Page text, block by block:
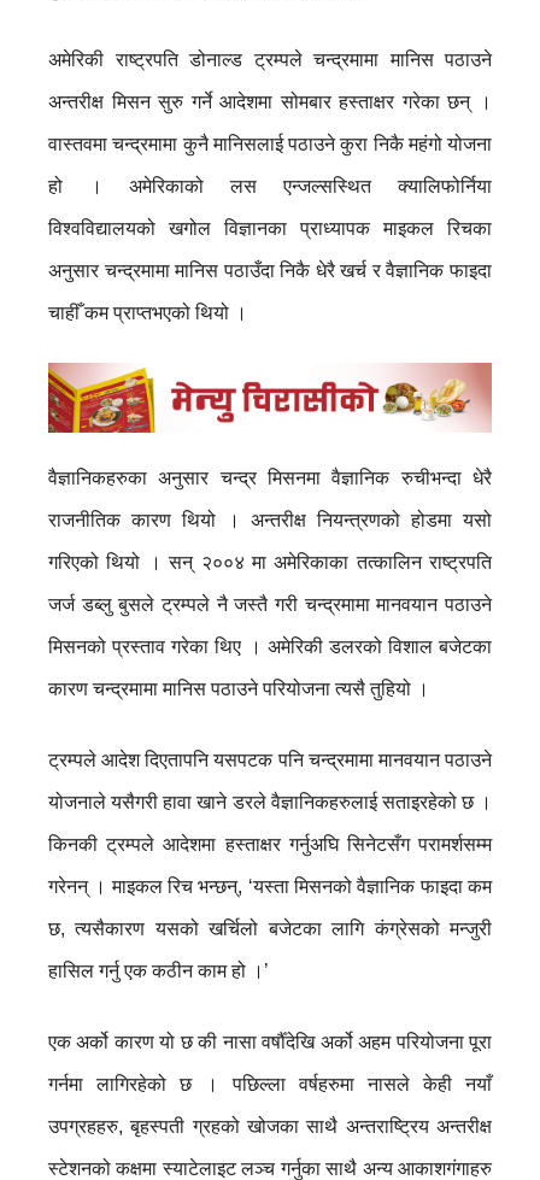
अमेरिकी राष्ट्रपति डोनाल्ड ट्रम्पले चन्द्रमामा मानिस पठाउने
अन्तरीक्ष मिसन सुरु गर्ने आदेशमा सोमबार हस्ताक्षर गरेका छन् ।
वास्तवमा चन्द्रमामा कुनै मानिसलाई पठाउने कुरा निकै महंगो योजना
हो । अमेरिकाको लस एन्जल्सस्थित क्यालिफोर्निया
विश्वविद्यालयको खगोल विज्ञानका प्राध्यापक माइकल रिचका
अनुसार चन्द्रमामा मानिस पठाउँदा निकै धेरै खर्च र वैज्ञानिक फाइदा
चाहीँ कम प्राप्तभएको थियो ।
वैज्ञानिकहरुका अनुसार चन्द्र मिसनमा वैज्ञानिक रुचीभन्दा धेरै
राजनीतिक कारण थियो । अन्तरीक्ष नियन्त्रणको होडमा यसो
गरिएको थियो । सन् २००४ मा अमेरिकाका तत्कालिन राष्ट्रपति
जर्ज डब्लु बुसले ट्रम्पले नै जस्तै गरी चन्द्रमामा मानवयान पठाउने
मिसनको प्रस्ताव गरेका थिए । अमेरिकी डलरको विशाल बजेटका
कारण चन्द्रमामा मानिस पठाउने परियोजना त्यसै तुहियो ।
ट्रम्पले आदेश दिएतापनि यसपटक पनि चन्द्रमामा मानवयान पठाउने
योजनाले यसैगरी हावा खाने डरले वैज्ञानिकहरुलाई सताइरहेको छ ।
किनकी ट्रम्पले आदेशमा हस्ताक्षर गर्नुअघि सिनेटसँग परामर्शसम्म
गरेनन् । माइकल रिच भन्छन्, ‘यस्ता मिसनको वैज्ञानिक फाइदा कम
छ, त्यसैकारण यसको खर्चिलो बजेटका लागि कंग्रेसको मन्जुरी
हासिल गर्नु एक कठीन काम हो ।’
एक अर्को कारण यो छ की नासा वर्षौँदेखि अर्को अहम परियोजना पूरा
गर्नमा लागिरहेको छ । पछिल्ला वर्षहरुमा नासले केही नयाँ
उपग्रहहरु, बृहस्पती ग्रहको खोजका साथै अन्तराष्ट्रिय अन्तरीक्ष
स्टेशनको कक्षमा स्याटेलाइट लञ्च गर्नुका साथै अन्य आकाशगंगाहरु